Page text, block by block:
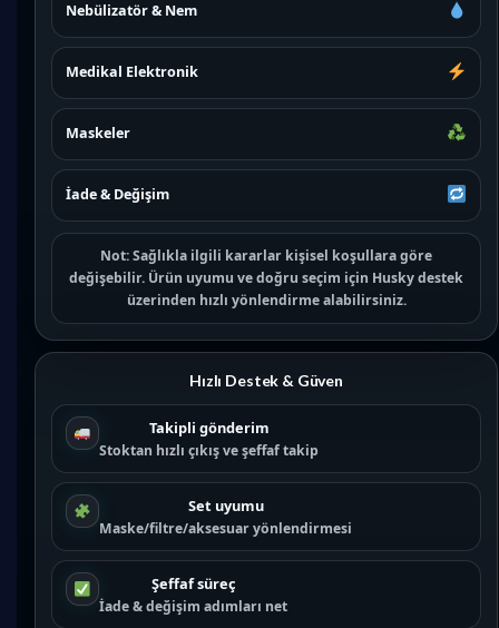
Nebülizatör & Nem
Medikal Elektronik
Maskeler
İade & Değişim
Not:Sağlıkla ilgili kararlar kişisel koşullara göre
değişebilir. Ürün uyumu ve doğru seçim için Husky destek
üzerinden hızlı yönlendirme alabilirsiniz.
Hızlı Destek & Güven
Takipli gönderim
Stoktan hızlı çıkış ve şeffaf takip
Set uyumu
Maske/filtre/aksesuar yönlendirmesi
Şeffaf süreç
İade & değişim adımları net